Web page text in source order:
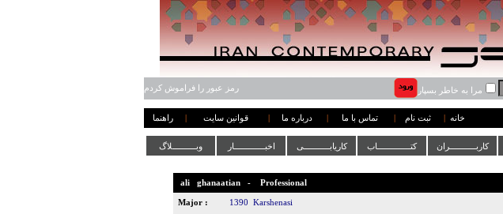
مرا به خاطر بسپار رمز عبور را فراموش کردم
خانه ثبت نام تماس با ما درباره ما قوانین سایت راهنما
کاربـــــــــــران کتــــــــــــــاب کاریابـــــــــــی اخبـــــــــــــار وبــــــــــلاگ
ali ghanaatian - Professional
1390 Karshenasi
Major :